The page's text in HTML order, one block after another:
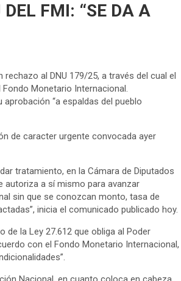
DEL FMI: “SE DA A
al DNU 179/25, a través del cual el
Monetario Internacional.
“a espaldas del pueblo
de caracter urgente convocada ayer
tratamiento, en la Cámara de Diputados
autoriza a sí mismo para avanzar
sin que se conozcan monto, tasa de
inicia el comunicado publicado hoy.
de la Ley 27.612 que obliga al Poder
con el Fondo Monetario Internacional,